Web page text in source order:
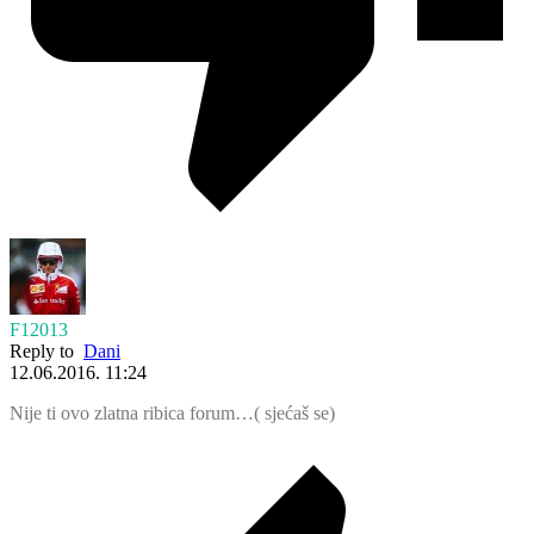
F12013
Reply to Dani
12.06.2016. 11:24
Nije ti ovo zlatna ribica forum…( sjećaš se)